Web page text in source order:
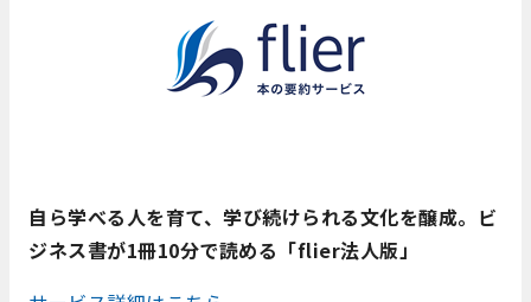
自ら学べる人を育て、学び続けられる文化を醸成。ビ
ジネス書が1冊10分で読める「flier法人版」